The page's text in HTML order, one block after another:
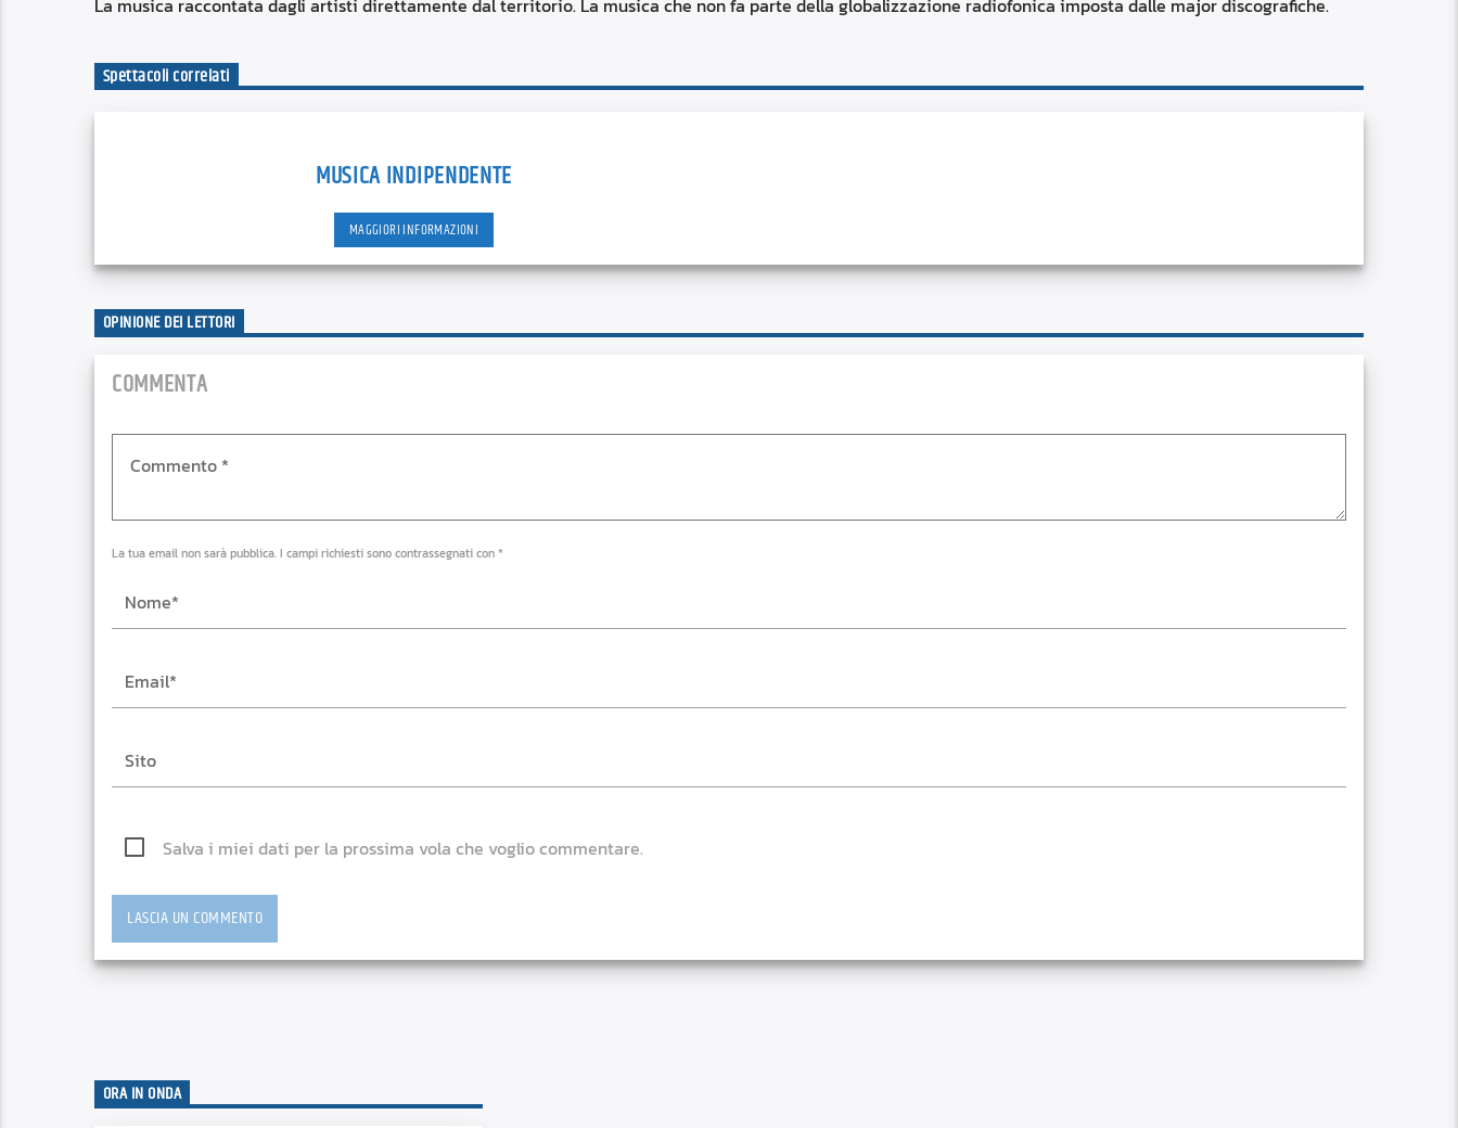
EMBED
Spettacoli correlati
MUSICA INDIPENDENTE
MAGGIORI INFORMAZIONI
OPINIONE DEI LETTORI
COMMENTA
La tua email non sarà pubblica. I campi richiesti sono contrassegnati con *
Salva i miei dati per la prossima vola che voglio commentare.
ORA IN ONDA